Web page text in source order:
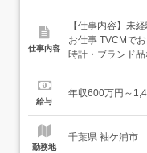
仕事内容
【仕事内容】未
お仕事 TVCMで
時計・ブランド
を「売りたい」
POINT> とにかく
給与
年収600万円～
勤務地
千葉県 袖ケ浦市